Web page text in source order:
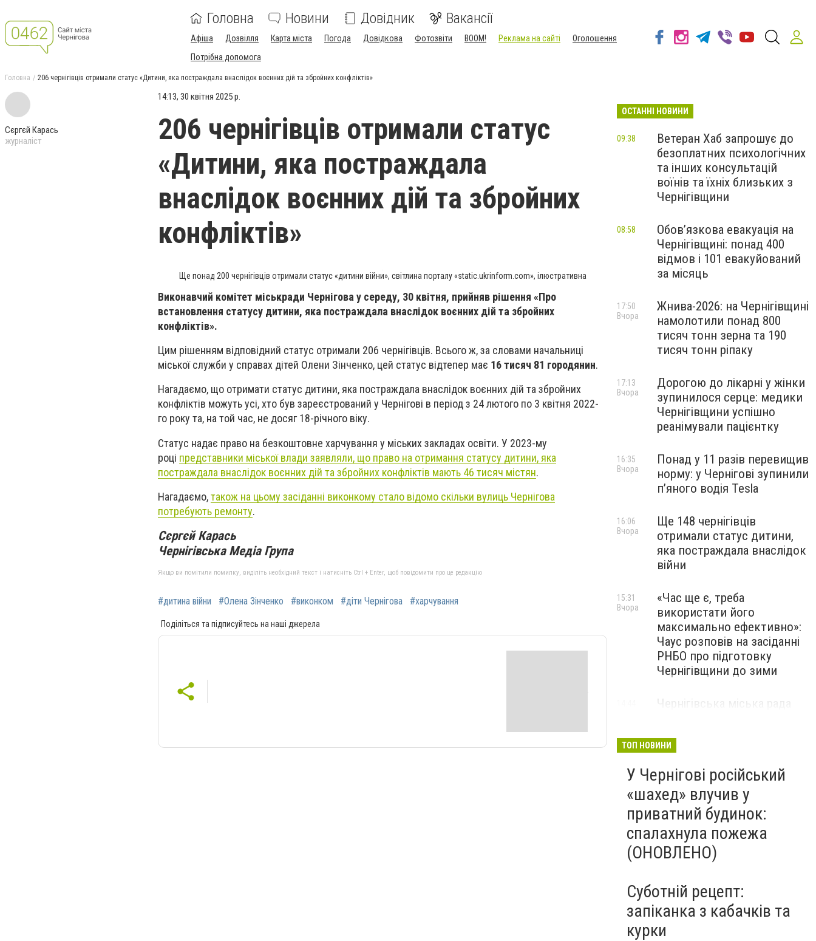
Головна Новини Довідник Вакансії
Афіша Дозвілля Карта міста Погода Довідкова Фотозвіти BOOM! Реклама на сайті
Оголошення
Потрібна допомога
Головна 206 чернігівців отримали статус «Дитини, яка постраждала внаслідок воєнних дій та збройних конфліктів»
Сєргєй Карась
журналіст
14:13, 30 квітня 2025 р.
206 чернігівців отримали статус
«Дитини, яка постраждала
внаслідок воєнних дій та збройних
конфліктів»
Ще понад 200 чернігівців отримали статус «дитини війни», світлина порталу «static.ukrinform.com», ілюстративна
Виконавчий комітет міськради Чернігова у середу, 30 квітня, прийняв рішення «Про
встановлення статусу дитини, яка постраждала внаслідок воєнних дій та збройних
конфліктів».
Цим рішенням відповідний статус отримали 206 чернігівців. Всього ж, за словами начальниці
міської служби у справах дітей Олени Зінченко, цей статус відтепер має 16 тисяч 81 городянин.
Нагадаємо, що отримати статус дитини, яка постраждала внаслідок воєнних дій та збройних
конфліктів можуть усі, хто був зареєстрований у Чернігові в період з 24 лютого по 3 квітня 2022-
го року та, на той час, не досяг 18-річного віку.
Статус надає право на безкоштовне харчування у міських закладах освіти. У 2023-му
році представники міської влади заявляли, що право на отримання статусу дитини, яка
постраждала внаслідок воєнних дій та збройних конфліктів мають 46 тисяч містян.
Нагадаємо,також на цьому засіданні виконкому стало відомо скільки вулиць Чернігова
потребують ремонту.
Сєргєй Карась
Чернігівська Медіа Група
Якщо ви помітили помилку, виділіть необхідний текст і натисніть Ctrl + Enter, щоб повідомити про це редакцію
#дитина війни #Олена Зінченко #виконком #діти Чернігова #харчування
Поділіться та підписуйтесь на наші джерела
ОСТАННІ НОВИНИ
Ветеран Хаб запрошує до
безоплатних психологічних
та інших консультацій
воїнів та їхніх близьких з
Чернігівщини
09:38
Обов’язкова евакуація на
Чернігівщині: понад 400
відмов і 101 евакуйований
за місяць
08:58
Жнива-2026: на Чернігівщині
намолотили понад 800
тисяч тонн зерна та 190
тисяч тонн ріпаку
17:50
Вчора
Дорогою до лікарні у жінки
зупинилося серце: медики
Чернігівщини успішно
реанімували пацієнтку
17:13
Вчора
Понад у 11 разів перевищив
норму: у Чернігові зупинили
пʼяного водія Tesla
16:35
Вчора
Ще 148 чернігівців
отримали статус дитини,
яка постраждала внаслідок
війни
16:06
Вчора
«Час ще є, треба
використати його
максимально ефективно»:
Чаус розповів на засіданні
РНБО про підготовку
Чернігівщини до зими
15:31
Вчора
Чернігівська міська рада
ТОП НОВИНИ
У Чернігові російський
«шахед» влучив у
приватний будинок:
спалахнула пожежа
(ОНОВЛЕНО)
Суботній рецепт:
запіканка з кабачків та
курки